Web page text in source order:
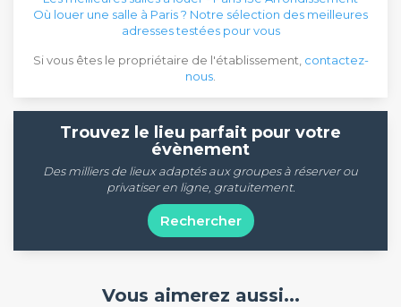
Où louer une salle à Paris ? Notre sélection des meilleures
adresses testées pour vous
Si vous êtes le propriétaire de l'établissement, contactez-
nous
Trouvez le lieu parfait pour votre
évènement
Des milliers de lieux adaptés aux groupes à réserver ou
privatiser en ligne, gratuitement.
Rechercher
Vous aimerez aussi...